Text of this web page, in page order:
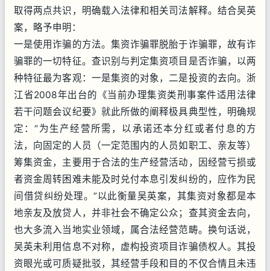
取得两点共识，明确载入法律和相关司法解释。结合吴英
案，略予申明：
一是使用诈骗的方法。集资诈骗罪脱胎于诈骗罪，故有诈
骗罪的一切特征。查识别与判定集资项目是否诈骗，以两
种特征最为客观：一是集资的对象，二是投资的去向。浙
江省2008年出台的《当前办理集资类刑事案件适用法律
若干问题会议纪要》就此所做的阐释极具典型性，明确规
定：“为生产经营所需，以承诺还本分红或者付息的方
法，向固定的人员（一定范围内的人员如职工、亲友等）
筹集资金，主要用于合法的生产经营活动，因经营亏损或
者资金周转困难未能及时兑付本息引发纠纷的，应作为民
间借贷纠纷处理。”以此衡量吴英案，其集资对象都是本
地亲友及放贷人，并非社会不确定公众；查其资金去向，
也大多流入当地实业领域，属合法经营范畴。换句话说，
吴英未利用信息不对称，虚构投资项目诈骗债权人。其投
资眼光或可质疑批驳，其经营手段和目的不仅合情且未违